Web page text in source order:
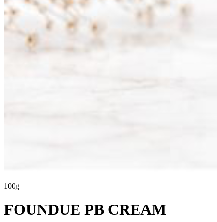
100g
FOUNDUE PB CREAM